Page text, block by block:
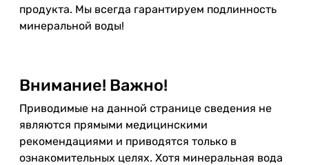
продукта. Мы всегда гарантируем подлинность
минеральной воды!
Внимание! Важно!
Приводимые на данной странице сведения не
являются прямыми медицинскими
рекомендациями и приводятся только в
ознакомительных целях. Хотя минеральная вода